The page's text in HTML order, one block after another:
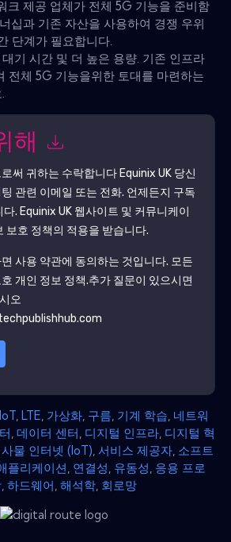
크 제공 업체가 전체 5G 기능을 준비함
십과 기존 자산을 사용하여 경쟁 우위
단계가 필요합니다.
기 시간 및 더 높은 용량. 기존 인프라
전체 5G 기능을위한 토대를 마련하는
해
써 귀하는 수락합니다 Equinix UK당신
관련 이메일 또는 전화. 언제든지 구독
다. Equinix UK웹사이트 및 커뮤니케이
보호 정책의 적용을 받습니다.
사용 약관에 동의하는 것입니다. 모든
개인 정보 정책.추가 질문이 있으시면
오
IoT LTE 가상화 구름 기계 학습 네트워
데이터 센터 디지털 인프라 디지털 혁
사물 인터넷 (IoT) 서비스 제공자 소프트
플리케이션 연결성 유동성 응용 프로
하드웨어 해석학 회로망